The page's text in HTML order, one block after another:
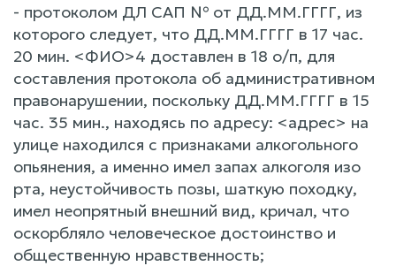
- протоколом ДЛ САП № от ДД.ММ.ГГГГ, из
которого следует, что ДД.ММ.ГГГГ в 17 час.
20 мин. <ФИО>4 доставлен в 18 о/п, для
составления протокола об административном
правонарушении, поскольку ДД.ММ.ГГГГ в 15
час. 35 мин., находясь по адресу: <адрес> на
улице находился с признаками алкогольного
опьянения, а именно имел запах алкоголя изо
рта, неустойчивость позы, шаткую походку,
имел неопрятный внешний вид, кричал, что
оскорбляло человеческое достоинство и
общественную нравственность;